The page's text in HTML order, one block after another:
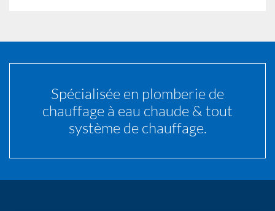
Spécialisée en plomberie de
chauffage à eau chaude & tout
système de chauffage.